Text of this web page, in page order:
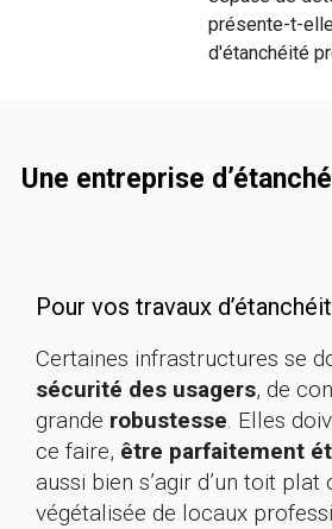
présente-t-
d'étanchéité
Une entreprise
Pour vos travaux
Certaines infrastructures se
sécurité des usagers, de
grande robustesse. Elles
ce faire, être parfaitement
aussi bien s’agir d’un toit plat
végétalisée de locaux